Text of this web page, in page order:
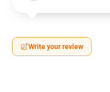
Write your review